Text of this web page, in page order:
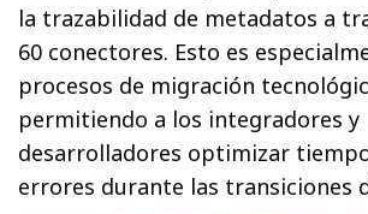
la trazabilidad de metadatos a
60 conectores. Esto es
procesos de migración
permitiendo a los integradores y
desarrolladores optimizar
errores durante las transiciones